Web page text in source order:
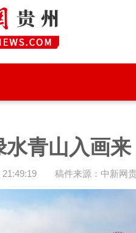
水青山入画来
稿件来源：中新网